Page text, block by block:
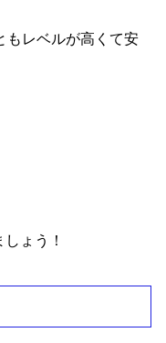
もレベルが高くて安
ょう！